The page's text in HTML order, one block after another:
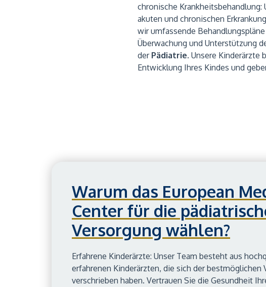
chronische
akuten und chronischen
wir umfassende
Überwachung und Unterstützung
der Pädiatrie. Unsere
Entwicklung Ihres Kindes und
Warum das European
Center für die
Versorgung wählen?
Erfahrene Kinderärzte: Unser Team besteht aus
erfahrenen Kinderärzten, die sich der bestmöglichen
verschrieben haben. Vertrauen Sie die Gesundheit